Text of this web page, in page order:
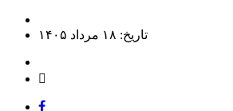
تاریخ: ۱۸ مرداد ۱۴۰۵